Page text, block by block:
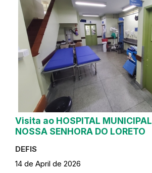
Visita ao HOSPITAL MUNICIPAL
NOSSA SENHORA DO LORETO
DEFIS
14 de April de 2026